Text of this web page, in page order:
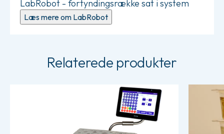
LabRobot - fortyndingsrække sat i system
Læs mere om LabRobot
Relaterede produkter
Læs mere om LabRobot Dilugent Shaker Læs